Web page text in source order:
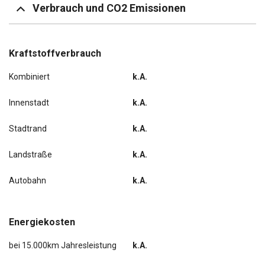
Business-Paket Amundsen
Navigationssystem
Scheinwerfer LED
Sitzheizung vorn
Verbrauch und CO2 Emissionen
Kraftstoffverbrauch
Kombiniert k.A.
Innenstadt k.A.
Stadtrand k.A.
Landstraße k.A.
Autobahn k.A.
Energiekosten
bei 15.000km Jahresleistung k.A.